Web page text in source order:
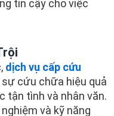
tin cậy cho việc
dịch vụ cấp cứu
cứu chữa hiệu quả
tận tình và nhân văn.
và kỹ năng